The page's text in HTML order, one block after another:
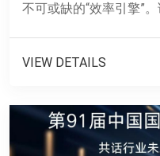
不可或缺的“效率引擎”
VIEW DETAILS